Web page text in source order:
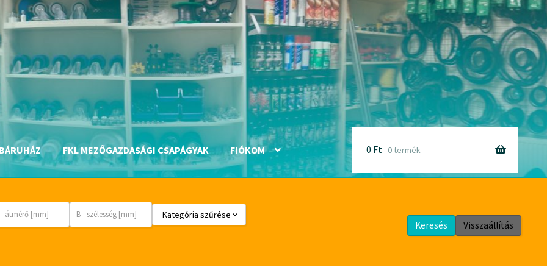
FKL MEZŐGAZDASÁGI CSAPÁGYAK FIÓKOM 0 Ft 0 termék
Kategória szűrése
Keresés Visszaállítás
méret:
d (furat)
méret:
D (átmérő)
méret:
B (szélesség)
készlet Bruttó egységár Kosárba